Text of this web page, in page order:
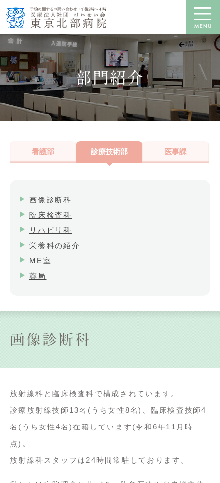
部門紹介
看護部 診療技術部 医事課
画像診断科
臨床検査科
リハビリ科
栄養科の紹介
ME室
薬局
画像診断科
放射線科と臨床検査科で構成されています。
診療放射線技師13名(うち女性8名)、臨床検査技師4
名(うち女性4名)在籍しています(令和6年11月時
点)。
放射線科スタッフは24時間常駐しております。